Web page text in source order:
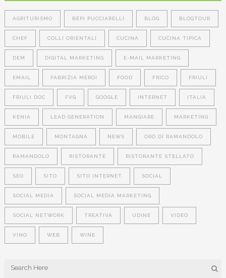
AGRITURISMO BEPI PUCCIARELLI BLOG BLOGTOUR
CHEF COLLI ORIENTALI CUCINA CUCINA TIPICA
DEM DIGITAL MARKETING E-MAIL MARKETING
EMAIL FABRIZIA MEROI FOOD FRICO FRIULI
FRIULI DOC FVG GOOGLE INTERNET ITALIA
KENIA LEAD GENERATION MANGIARE MARKETING
MOBILE MONTAGNA NEWS ORO DI RAMANDOLO
RAMANDOLO RISTORANTE RISTORANTE STELLATO
SEO SITO SITO INTERNET SOCIAL
SOCIAL MEDIA SOCIAL MEDIA MARKETING
SOCIAL NETWORK TREATIVA UDINE VIDEO
VINO WEB WINE